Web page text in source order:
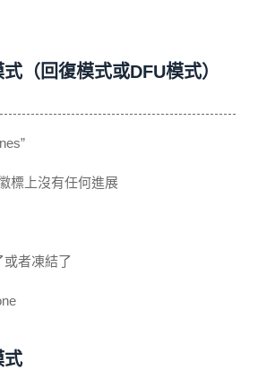
（回復模式或DFU模式）
標上沒有任何進展
或者凍結了
式